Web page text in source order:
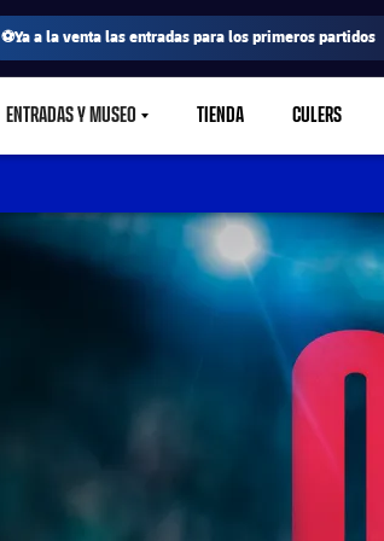
⚽Ya a la venta las entradas para los primeros partidos
ENTRADAS Y MUSEOLABEL.SHARE.CARETDOWN
TIENDA CULERS